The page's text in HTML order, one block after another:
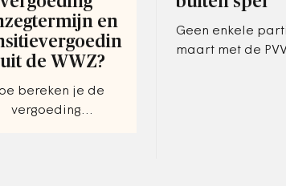
en
de WWZ?
bereken je de
vergoeding
Geen enkele
maart met de